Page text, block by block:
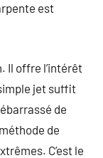
est
Il offre l’intérêt
jet suffit
de
de
C’est le